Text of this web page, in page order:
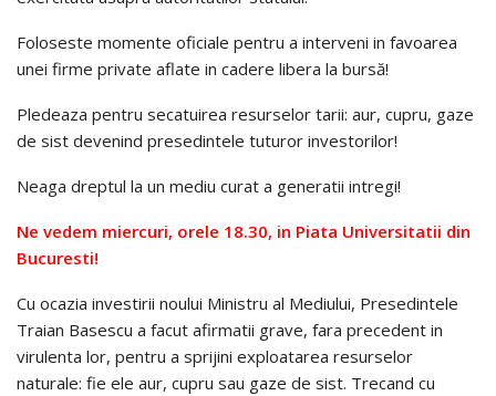
Foloseste momente oficiale pentru a interveni in favoarea
unei firme private aflate in cadere libera la bursă!
Pledeaza pentru secatuirea resurselor tarii: aur, cupru, gaze
de sist devenind presedintele tuturor investorilor!
Neaga dreptul la un mediu curat a generatii intregi!
Ne vedem miercuri, orele 18.30, in Piata Universitatii din
Bucuresti!
Cu ocazia investirii noului Ministru al Mediului, Presedintele
Traian Basescu a facut afirmatii grave, fara precedent in
virulenta lor, pentru a sprijini exploatarea resurselor
naturale: fie ele aur, cupru sau gaze de sist. Trecand cu